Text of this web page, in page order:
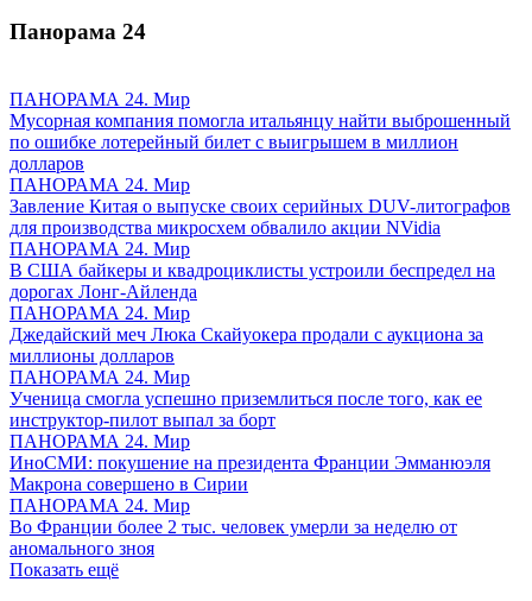
Панорама 24
ПАНОРАМА 24. Мир
Мусорная компания помогла итальянцу найти выброшенный
по ошибке лотерейный билет с выигрышем в миллион
долларов
ПАНОРАМА 24. Мир
Завление Китая о выпуске своих серийных DUV-литографов
для производства микросхем обвалило акции NVidia
ПАНОРАМА 24. Мир
В США байкеры и квадроциклисты устроили беспредел на
дорогах Лонг-Айленда
ПАНОРАМА 24. Мир
Джедайский меч Люка Скайуокера продали с аукциона за
миллионы долларов
ПАНОРАМА 24. Мир
Ученица смогла успешно приземлиться после того, как ее
инструктор-пилот выпал за борт
ПАНОРАМА 24. Мир
ИноСМИ: покушение на президента Франции Эмманюэля
Макрона совершено в Сирии
ПАНОРАМА 24. Мир
Во Франции более 2 тыс. человек умерли за неделю от
аномального зноя
Показать ещё